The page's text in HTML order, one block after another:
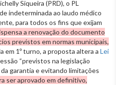
Siqueira (PRD), o PL
indeterminada ao laudo médico
para todos os fins que exijam
a renovação do documento
previstos em normas municipais,
em 1º turno, a proposta altera a Lei
“previstos na legislação
da garantia e evitando limitações
ser aprovado em definitivo,